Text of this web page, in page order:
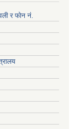
र फाेन न‌ं.